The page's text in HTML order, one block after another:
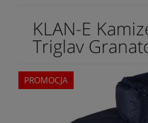
KLAN-E
Triglav
PROMOCJA